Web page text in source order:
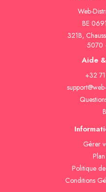
Web-
BE
321B,
5070
Aide
+32
Gèrer
Politique
Conditions